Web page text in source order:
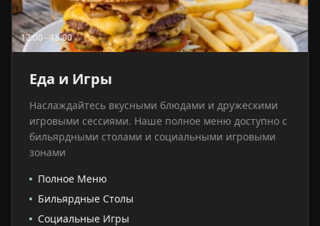
12:00 - 18:00
Еда и Игры
Наслаждайтесь вкусными блюдами и дружескими
игровыми сессиями. Наше полное меню доступно с
бильярдными столами и социальными игровыми
зонами
Полное Меню
Бильярдные Столы
Социальные Игры